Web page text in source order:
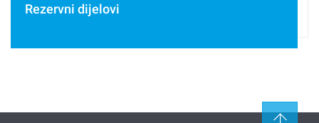
Rezervni dijelovi